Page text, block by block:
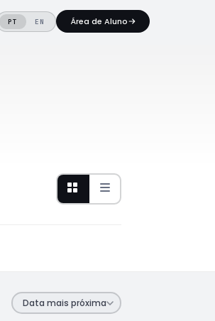
PT EN Área de Aluno
Data mais próxima